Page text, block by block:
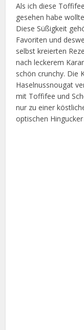
Als ich diese
gesehen habe
Diese Süßigkeit
Favoriten und
selbst kreierten
nach leckerem
schön crunchy. Die
Haselnussnougat
mit Toffifee und
nur zu einer
optischen